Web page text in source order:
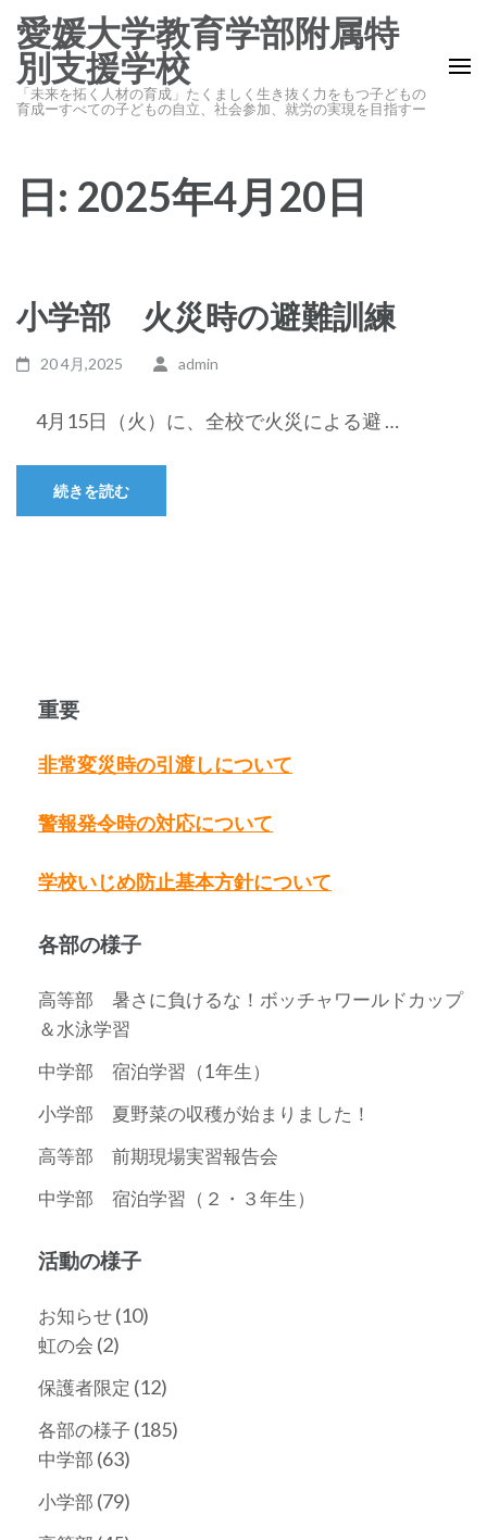
ン
ン
(Enter
押
愛媛大学教育学部附属特
別支援学校
「未来を拓く人材の育成」たくましく生き抜く力をもつ子どもの
育成ーすべての子どもの自立、社会参加、就労の実現を目指すー
日: 2025年4月20日
小学部 火災時の避難訓練
20 4月,2025 admin
4月15日（火）に、全校で火災による避 …
続きを読む
重要
非常変災時の引渡しについて
警報発令時の対応について
学校いじめ防止基本方針について
各部の様子
高等部 暑さに負けるな！ボッチャワールドカップ
＆水泳学習
中学部 宿泊学習（1年生）
小学部 夏野菜の収穫が始まりました！
高等部 前期現場実習報告会
中学部 宿泊学習（２・３年生）
活動の様子
お知らせ(10)
虹の会 (2)
保護者限定 (12)
各部の様子 (185)
中学部 (63)
小学部 (79)